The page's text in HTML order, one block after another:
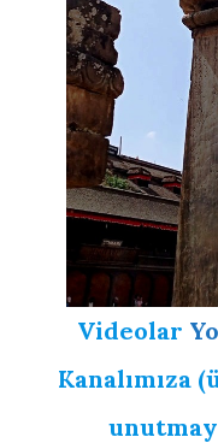
Videolar
Kanalımıza